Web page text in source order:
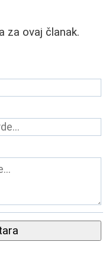
za ovaj članak.